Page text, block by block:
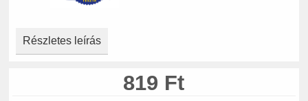
Részletes leírás
819 Ft